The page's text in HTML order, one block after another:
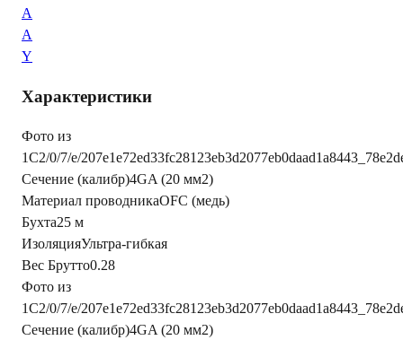
A
A
Y
Характеристики
Фото из
1С2/0/7/e/
Сечение (калибр)4GA (20 мм2)
Материал проводникаOFC (медь)
Бухта25 м
ИзоляцияУльтра-гибкая
Вес Брутто0.28
Фото из
1С2/0/7/e/
Сечение (калибр)4GA (20 мм2)